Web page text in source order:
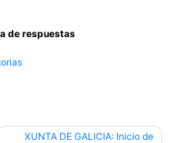
de respuestas
XUNTA DE GALICIA: Inicio de